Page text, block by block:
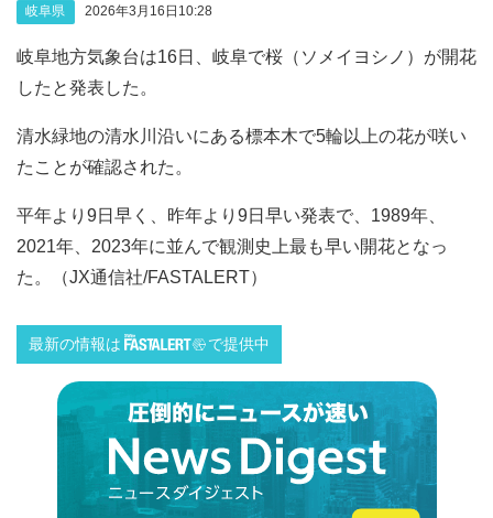
岐阜県 2026年3月16日10:28
岐阜地方気象台は16日、岐阜で桜（ソメイヨシノ）が開花
したと発表した。
清水緑地の清水川沿いにある標本木で5輪以上の花が咲い
たことが確認された。
平年より9日早く、昨年より9日早い発表で、1989年、
2021年、2023年に並んで観測史上最も早い開花となっ
た。（JX通信社/FASTALERT）
最新の情報は で提供中